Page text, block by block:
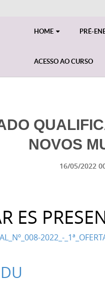
HOME PRÉ-
ACESSO AO CURSO
NOVOS
16/05/2022
ES
2022_-